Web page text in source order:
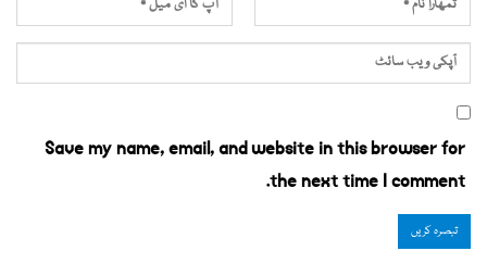
Save my name, email, and website in this browser for
the next time I comment.